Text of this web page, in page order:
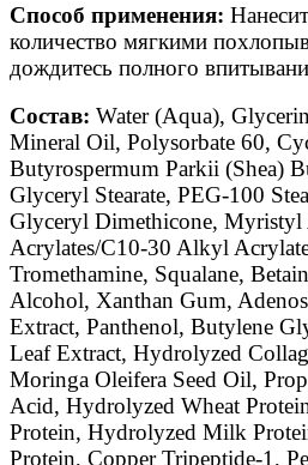
Способ применения:
количество мягкими
дождитесь полного
Состав: Water (Aqua),
Mineral Oil, Polysorbate 60,
Butyrospermum Parkii (Shea)
Glyceryl Stearate, PEG-100
Glyceryl Dimethicone,
Acrylates/C10-30 Alkyl
Tromethamine, Squalane,
Alcohol, Xanthan Gum,
Extract, Panthenol, Butylene
Leaf Extract, Hydrolyzed
Moringa Oleifera Seed Oil,
Acid, Hydrolyzed Wheat
Protein, Hydrolyzed Milk
Protein, Copper Tripeptide-1,